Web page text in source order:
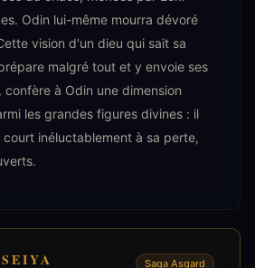
Odin lui-même mourra dévoré
vision d'un dieu qui sait sa
malgré tout et y envoie ses
confère à Odin une dimension
les grandes figures divines : il
inéluctablement à sa perte,
Saga Asgard